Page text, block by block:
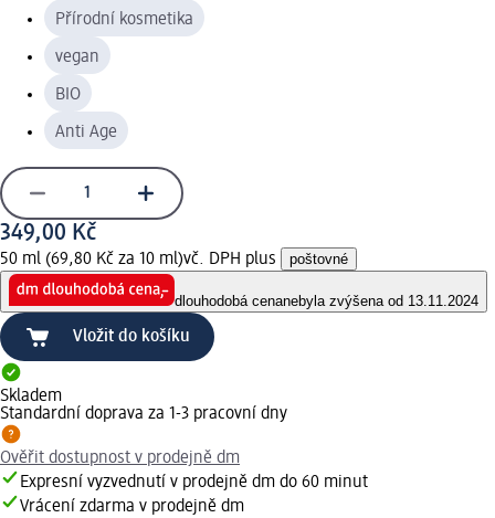
Přírodní kosmetika
vegan
BIO
Anti Age
349,00 Kč
50 ml (69,80 Kč za 10 ml)vč. DPH plus poštovné
dlouhodobá cenanebyla zvýšena od 13.11.2024
Vložit do košíku
Skladem
Standardní doprava za 1-3 pracovní dny
Ověřit dostupnost v prodejně dm
Expresní vyzvednutí v prodejně dm do 60 minut
Vrácení zdarma v prodejně dm